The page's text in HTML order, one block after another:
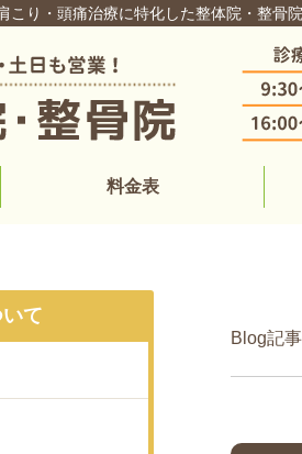
こり・頭痛治療に特化した整体院・整骨院
料金表
Blog記
て